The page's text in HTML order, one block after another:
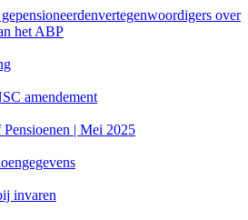
over
het ABP
amendement
| Mei 2025
invaren